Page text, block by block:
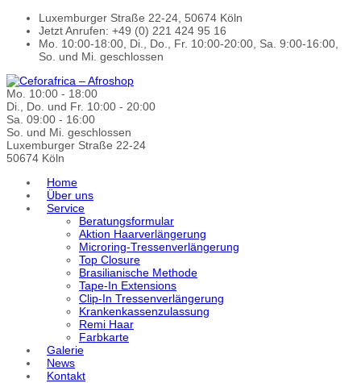
Luxemburger Straße 22-24, 50674 Köln
Jetzt Anrufen: +49 (0) 221 424 95 16
Mo. 10:00-18:00, Di., Do., Fr. 10:00-20:00, Sa. 9:00-16:00,
So. und Mi. geschlossen
Mo. 10:00 - 18:00
Di., Do. und Fr. 10:00 - 20:00
Sa. 09:00 - 16:00
So. und Mi. geschlossen
Luxemburger Straße 22-24
50674 Köln
Home
Über uns
Service
Beratungsformular
Aktion Haarverlängerung
Microring-Tressenverlängerung
Top Closure
Brasilianische Methode
Tape-In Extensions
Clip-In Tressenverlängerung
Krankenkassenzulassung
Remi Haar
Farbkarte
Galerie
News
Kontakt